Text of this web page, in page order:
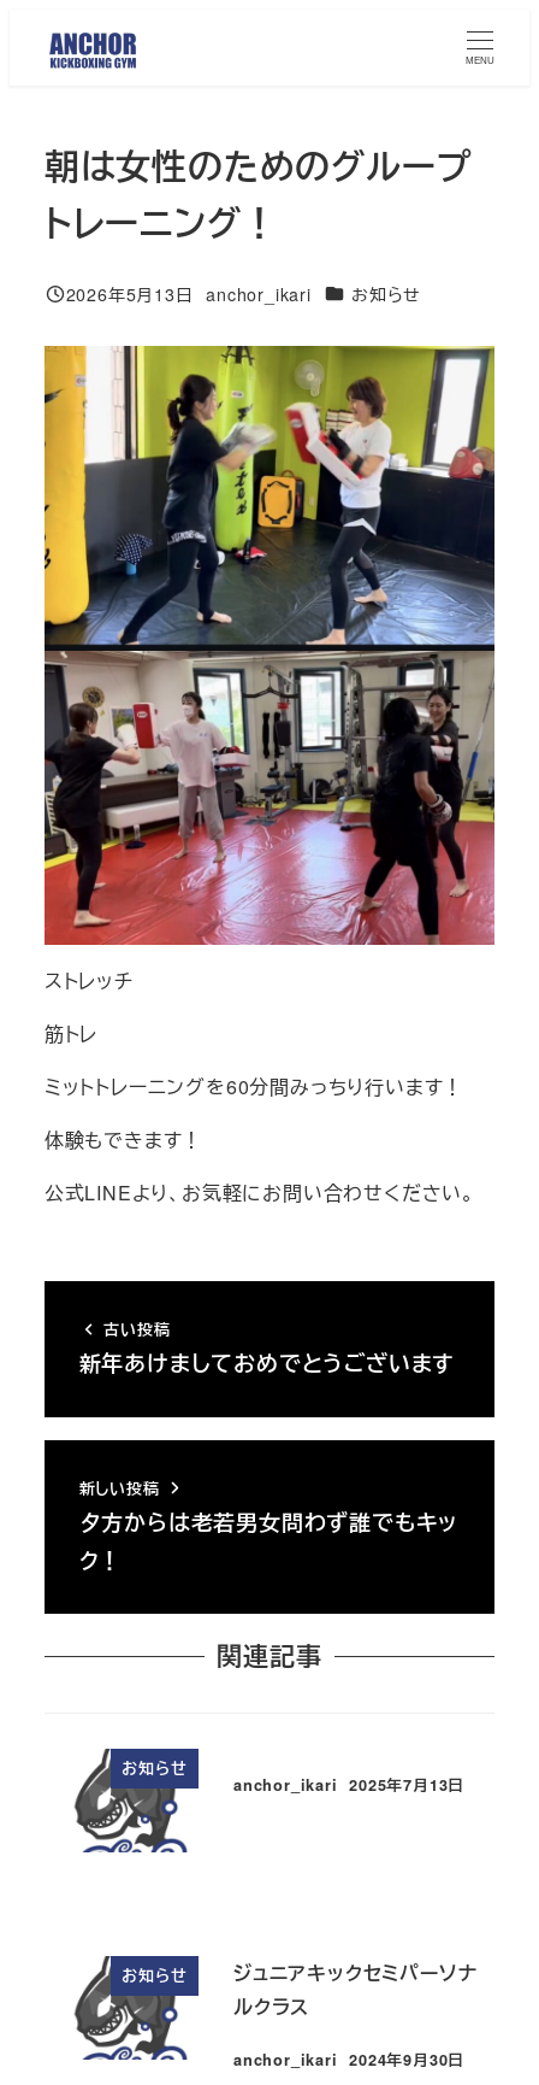
MENU
朝は女性のためのグループ
トレーニング！
投稿日
2026年5月13日
著
anchor_ikari カテゴリー
お知らせ
ストレッチ
筋トレ
ミットトレーニングを60分間みっちり行います！
体験もできます！
公式LINEより、お気軽にお問い合わせください。
古い投稿
新年あけましておめでとうございます
新しい投稿
夕方からは老若男女問わず誰でもキッ
ク！
関連記事
お知らせ
anchor_ikari
投稿日
2025年7月13日
お知らせ
ジュニアキックセミパーソナ
ルクラス
anchor_ikari
投稿日
2024年9月30日